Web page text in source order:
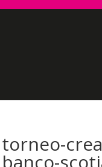
torneo-
banco-